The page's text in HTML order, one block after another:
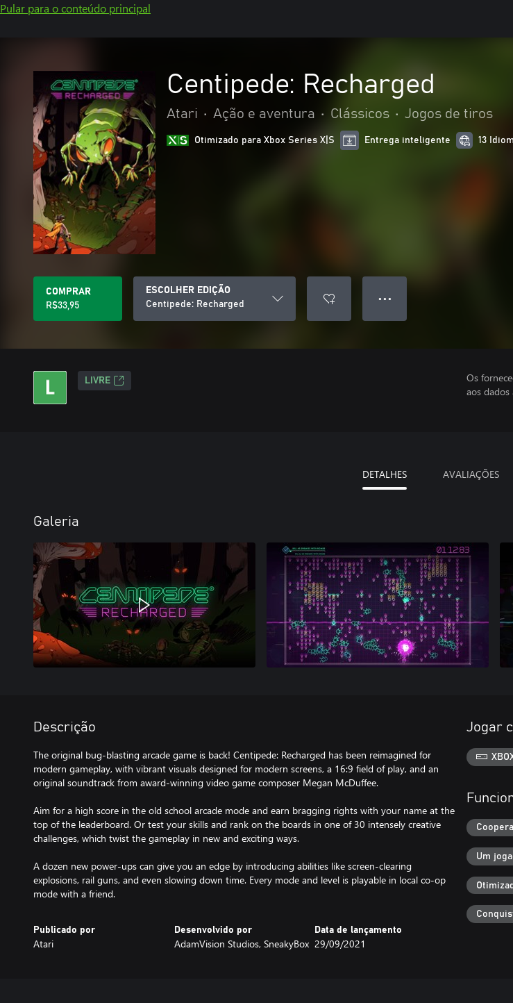
Pular para o conteúdo principal
Centipede: Recharged
Atari • Ação e aventura • Clássicos • Jogos de tiros
Otimizado para Xbox Series X|S Entrega inteligente 13
COMPRAR
R$33,95
ESCOLHER EDIÇÃO
Centipede: Recharged
● ● ●
LIVRE
Os
aos dados
DETALHES AVALIAÇÕES
Galeria
Descrição
The original bug-blasting arcade game is back! Centipede: Recharged has been reimagined for
modern gameplay, with vibrant visuals designed for modern screens, a 16:9 field of play, and an
original soundtrack from award-winning video game composer Megan McDuffee.
Aim for a high score in the old school arcade mode and earn bragging rights with your name at the
top of the leaderboard. Or test your skills and rank on the boards in one of 30 intensely creative
challenges, which twist the gameplay in new and exciting ways.
A dozen new power-ups can give you an edge by introducing abilities like screen-clearing
explosions, rail guns, and even slowing down time. Every mode and level is playable in local co-op
mode with a friend.
Publicado por
Atari
Desenvolvido por
AdamVision Studios, SneakyBox
Data de lançamento
29/09/2021
Jogar
Um